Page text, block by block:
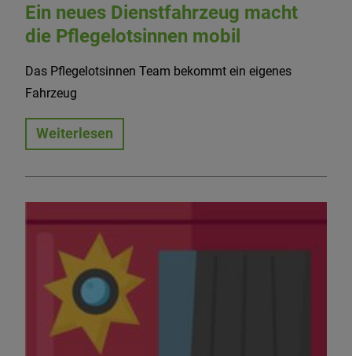
Ein neues Dienstfahrzeug macht
die Pflegelotsinnen mobil
Das Pflegelotsinnen Team bekommt ein eigenes
Fahrzeug
Weiterlesen